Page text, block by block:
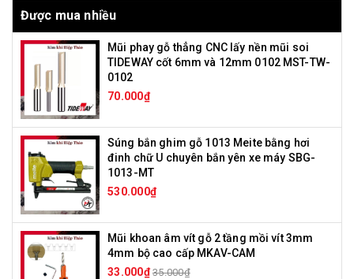
Được mua nhiều
Mũi phay gỗ thẳng CNC lấy nền mũi soi
TIDEWAY cốt 6mm và 12mm 0102 MST-TW-
0102
70.000₫
Súng bắn ghim gỗ 1013 Meite bằng hơi
đinh chữ U chuyên bắn yên xe máy SBG-
1013-MT
530.000₫
Mũi khoan âm vít gỗ 2 tầng mồi vít 3mm
4mm bộ cao cấp MKAV-CAM
33.000₫ 35.000₫